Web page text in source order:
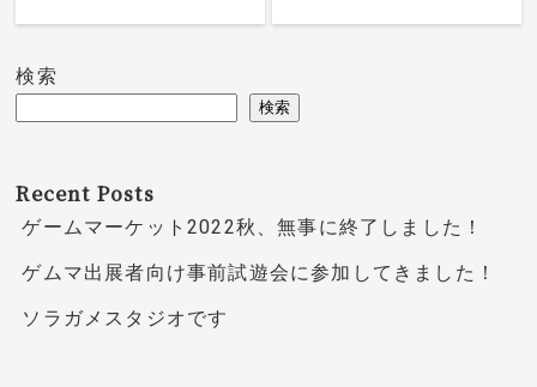
検索
検索
Recent Posts
ゲームマーケット2022秋、無事に終了しました！
ゲムマ出展者向け事前試遊会に参加してきました！
ソラガメスタジオです